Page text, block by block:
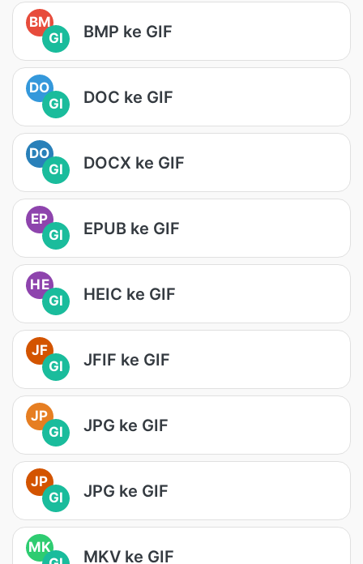
BM
GI
BMP ke GIF
DO
GI
DOC ke GIF
DO
GI
DOCX ke GIF
EP
GI
EPUB ke GIF
HE
GI
HEIC ke GIF
JF
GI
JFIF ke GIF
JP
GI
JPG ke GIF
JP
GI
JPG ke GIF
MK
MKV ke GIF